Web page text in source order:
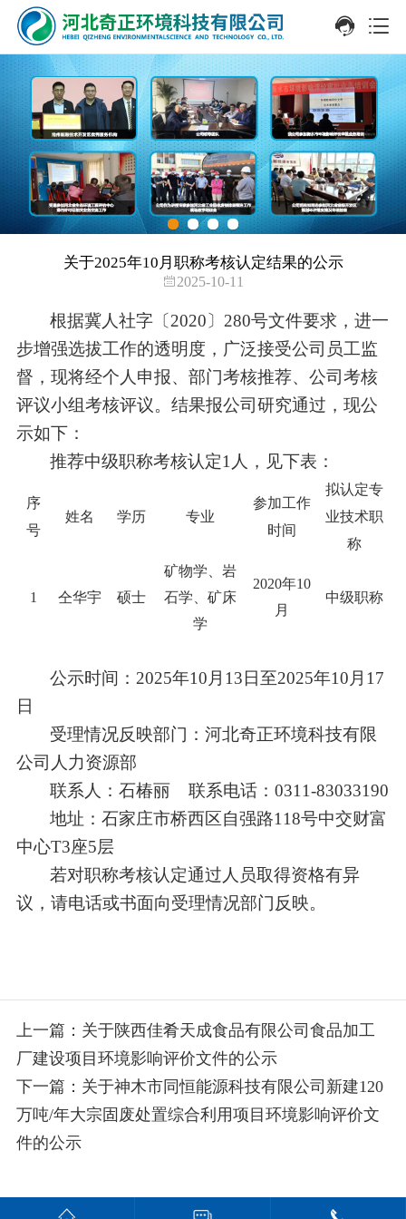
关于2025年10月职称考核认定结果的公示
2025-10-11
根据冀人社字〔2020〕280号文件要求， 进一
步增强选拔工作的透明度，广泛接受公司员工监
督，现将经个人申报、部门考核推荐、公司考核
评议小组考核评议。结果报公司研究通过，现公
示如下：
推荐中级职称考核认定1 人，见下表：
序
号
姓名 学历 专业
参加工作
时间
拟认定专
业技术职
称
1 仝华宇 硕士
矿物学、岩
石学、矿床
学
2020年10
月
中级职称
公示时间：2025年10 月 13日至2025年10 月 17
日
受理情况反映部门：河北奇正环境科技有限
公司人力资源部
联系人：石椿丽联系电话：0311-83033190
地址：石家庄市桥西区自强路1 18号中交财富
中心T3座5层
若对职称考核认定通过人员取得资格有异
议，请电话或书面向受理情况部门反映。
上一篇：关于陕西佳肴天成食品有限公司食品加工
厂建设项目环境影响评价文件的公示
下一篇：关于神木市同恒能源科技有限公司新建120
万吨/年大宗固废处置综合利用项目环境影响评价文
件的公示
版权所有© 2007-2020 河北奇正环境科技有限公司